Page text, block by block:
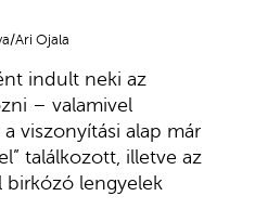
Ari Ojala
indult neki az
– valamivel
viszonyítási alap már
találkozott, illetve az
birkózó lengyelek